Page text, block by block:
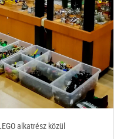
alkatrész közül